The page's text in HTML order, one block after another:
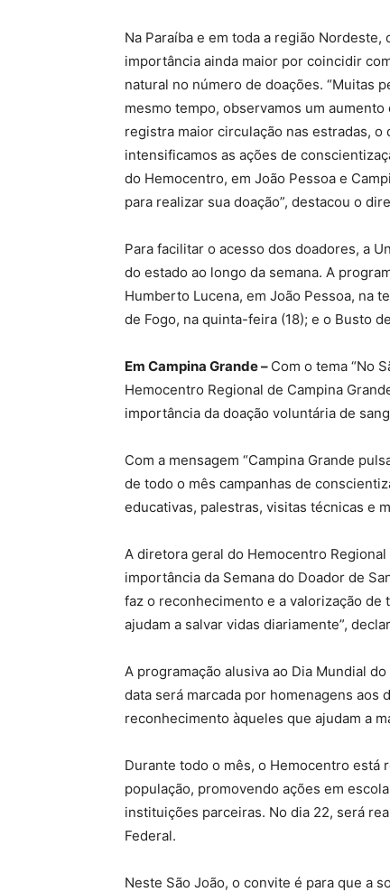
Na Paraíba e em toda a região
importância ainda maior por coincidir
natural no número de doações. “Muitas
mesmo tempo, observamos um
registra maior circulação nas estradas,
intensificamos as ações de
do Hemocentro, em João Pessoa e
para realizar sua doação”, destacou o
Para facilitar o acesso dos doadores, a
do estado ao longo da semana. A
Humberto Lucena, em João Pessoa, na
de Fogo, na quinta-feira (18); e o Busto
Em Campina Grande – Com o tema “No
Hemocentro Regional de Campina
importância da doação voluntária de
Com a mensagem “Campina Grande
de todo o mês campanhas de
educativas, palestras, visitas técnicas e
A diretora geral do Hemocentro
importância da Semana do Doador de
faz o reconhecimento e a valorização de
ajudam a salvar vidas diariamente”,
A programação alusiva ao Dia Mundial
data será marcada por homenagens aos
reconhecimento àqueles que ajudam a
Durante todo o mês, o Hemocentro está
população, promovendo ações em
instituições parceiras. No dia 22, será
Federal.
Neste São João, o convite é para que a